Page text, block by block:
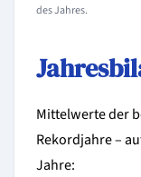
des Jahres.
Mittelwerte der
Rekordjahre –
Jahre: